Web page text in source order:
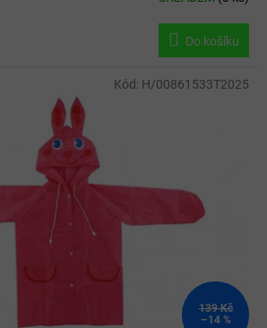
Do košíku
139 Kč
–14 %
Kód: H/00861533T2025